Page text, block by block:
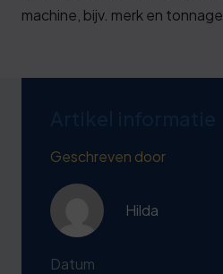
machine, bijv. merk en tonnage.
Geschreven door
Hilda
Datum